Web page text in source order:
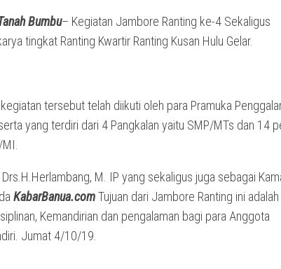
Bumbu– Kegiatan Jambore Ranting ke-4 Sekaligus
tingkat Ranting Kwartir Ranting Kusan Hulu Gelar.
tersebut telah diikuti oleh para Pramuka
yang terdiri dari 4 Pangkalan yaitu SMP/MTs dan 14
M. IP yang sekaligus juga sebagai
KabarBanua.comTujuan dari Jambore Ranting ini
Kemandirian dan pengalaman bagi para Anggota
Jumat 4/10/19.